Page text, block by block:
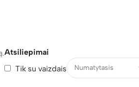
Atsiliepimai
Tik su vaizdais